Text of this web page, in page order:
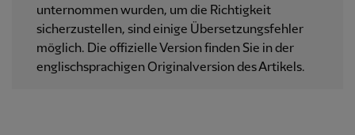
unternommen wurden, um die Richtigkeit
sicherzustellen, sind einige Übersetzungsfehler
möglich. Die offizielle Version finden Sie in der
englischsprachigen Originalversion des Artikels.